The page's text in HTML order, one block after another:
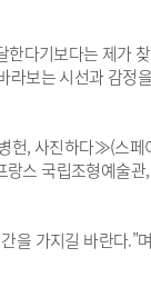
다기보다는 제가
보는 시선과 감정
헌, 사진하다≫(스
스 국립조형예술
가지길 바란다.”